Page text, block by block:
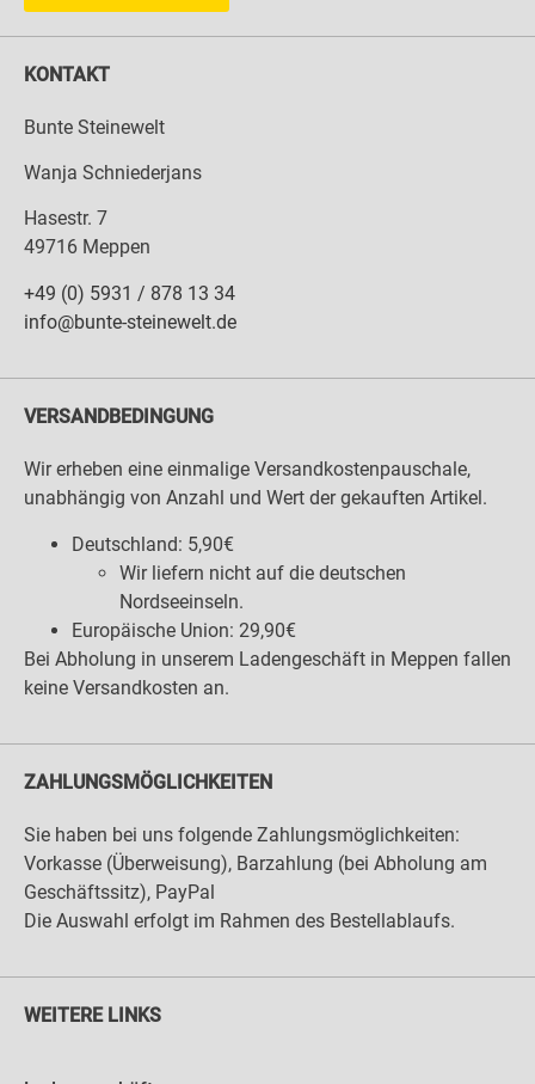
KONTAKT
Bunte Steinewelt
Wanja Schniederjans
Hasestr. 7
49716 Meppen
+49 (0) 5931 / 878 13 34
info@bunte-steinewelt.de
VERSANDBEDINGUNG
Wir erheben eine einmalige Versandkostenpauschale,
unabhängig von Anzahl und Wert der gekauften Artikel.
Deutschland: 5,90€
Wir liefern nicht auf die deutschen
Nordseeinseln.
Europäische Union: 29,90€
Bei Abholung in unserem Ladengeschäft in Meppen fallen
keine Versandkosten an.
ZAHLUNGSMÖGLICHKEITEN
Sie haben bei uns folgende Zahlungsmöglichkeiten:
Vorkasse (Überweisung), Barzahlung (bei Abholung am
Geschäftssitz), PayPal
Die Auswahl erfolgt im Rahmen des Bestellablaufs.
WEITERE LINKS